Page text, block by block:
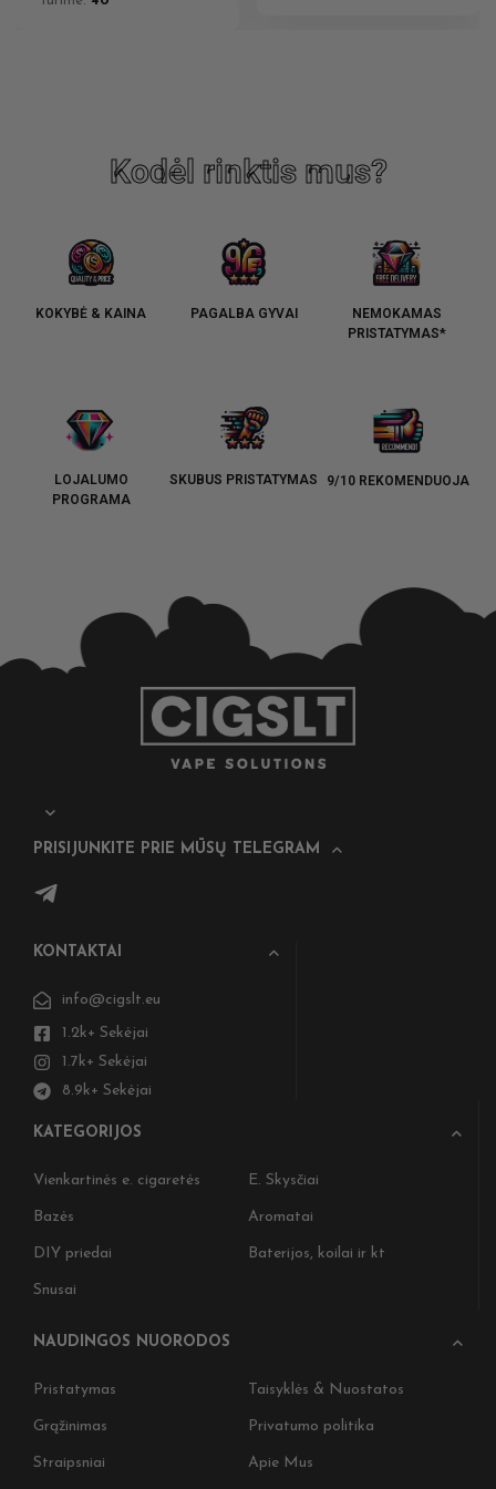
Kodėl rinktis mus?
KOKYBĖ & KAINA PAGALBA GYVAI
NEMOKAMAS
PRISTATYMAS*
LOJALUMO
PROGRAMA
SKUBUS PRISTATYMAS 9/10 REKOMENDUOJA
PRISIJUNKITE PRIE MŪSŲ TELEGRAM
KONTAKTAI
info@cigslt.eu
1.2k+ Sekėjai
1.7k+ Sekėjai
8.9k+ Sekėjai
KATEGORIJOS
Vienkartinės e. cigaretės E. Skysčiai
Bazės Aromatai
DIY priedai Baterijos, koilai ir kt
Snusai
NAUDINGOS NUORODOS
Pristatymas Taisyklės & Nuostatos
Grąžinimas Privatumo politika
Straipsniai Apie Mus